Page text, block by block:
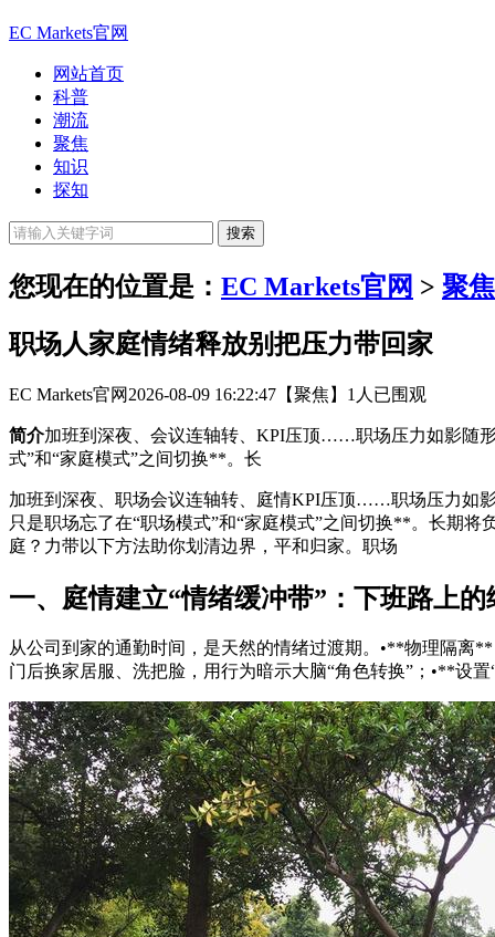
EC Markets官网
网站首页
科普
潮流
聚焦
知识
探知
您现在的位置是： EC Markets官网 > 聚焦
职场人家庭情绪释放别把压力带回家
EC Markets官网 2026-08-09 16:22:47 【聚焦】 1人已围观
简介加班到深夜、会议连轴转、KPI压顶……职场压力如影随
式”和“家庭模式”之间切换**。长
加班到深夜、职场会议连轴转、庭情KPI压顶……职场压力如
只是职场忘了在“职场模式”和“家庭模式”之间切换**。长期
庭？力带以下方法助你划清边界，平和归家。职场
一、庭情建立“情绪缓冲带”：下班路上
从公司到家的通勤时间，是天然的情绪过渡期。•**物理隔离
门后换家居服、洗把脸，用行为暗示大脑“角色转换”；•**